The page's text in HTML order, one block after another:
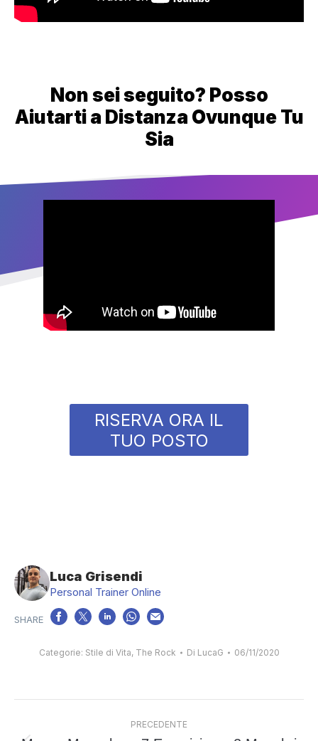
Non sei seguito? Posso
Aiutarti a Distanza Ovunque Tu
Sia
RISERVA ORA IL
TUO POSTO
Luca Grisendi
Personal Trainer Online
Categorie: Stile di Vita, The Rock Di LucaG 06/11/2020
tra
PRECEDENTE